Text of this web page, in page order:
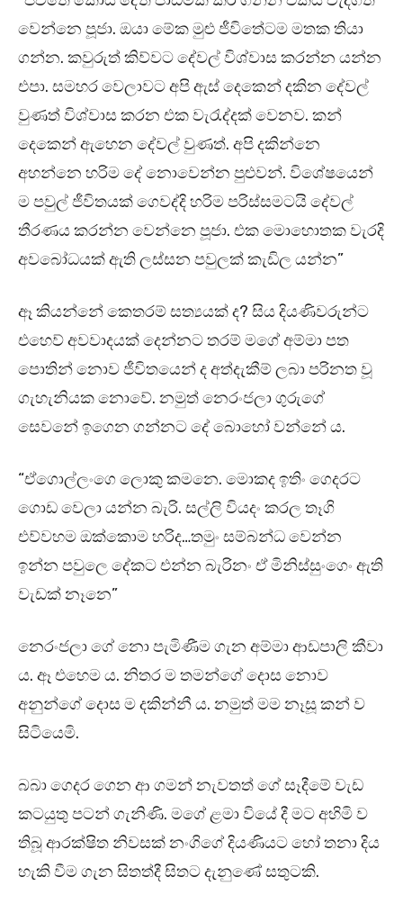
වෙන්නෙ පූජා. ඔයා මේක මුළු ජීවිතේටම මතක තියා
ගන්න. කවුරුත් කිව්වට දේවල් විශ්වාස කරන්න යන්න
එපා. සමහර වෙලාවට අපි ඇස් දෙකෙන් දකින දේවල්
වුණත් විශ්වාස කරන එක වැරැද්දක් වෙනව. කන්
දෙකෙන් ඇහෙන දේවල් වුණත්. අපි දකින්නෙ
අහන්නෙ හරිම දේ නොවෙන්න පුළුවන්. විශේෂයෙන්
ම පවුල් ජීවිතයක් ගෙවද්දි හරිම පරිස්සමටයි දේවල්
තීරණය කරන්න වෙන්නෙ පූජා. එක මොහොතක වැරදි
අවබෝධයක් ඇති ලස්සන පවුලක් කැඩිල යන්න”
ඈ කියන්නේ කෙතරම් සත්‍යයක් ද? සිය දියණිවරුන්ට
එහෙව් අවවාදයක් දෙන්නට තරම් මගේ අම්මා පත
පොතින් නොව ජීවිතයෙන් ද අත්දැකීම් ලබා පරිනත වූ
ගැහැනියක නොවේ. නමුත් නෙරංජලා ගුරුගේ
සෙවනේ ඉගෙන ගන්නට දේ බොහෝ වන්නේ ය.
“ඒගොල්ලංගෙ ලොකු කමනෙ. මොකද ඉතිං ගෙදරට
ගොඩ වෙලා යන්න බැරි. සල්ලි වියදං කරල තෑගි
එව්වහම ඔක්කොම හරිද…තමුං සම්බන්ධ වෙන්න
ඉන්න පවුලෙ දේකට එන්න බැරිනං ඒ මිනිස්සුංගෙං ඇති
වැඩක් නෑනෙ”
නෙරංජලා ගේ නො පැමිණීම ගැන අම්මා ආඩපාලි කීවා
ය. ඈ එහෙම ය. නිතර ම තමන්ගේ දොස නොව
අනුන්ගේ දොස ම දකින්නී ය. නමුත් මම නෑසූ කන් ව
සිටියෙමි.
බබා ගෙදර ගෙන ආ ගමන් නැවතත් ගේ සෑදීමේ වැඩ
කටයුතු පටන් ගැනිණි. මගේ ළමා වියේ දී මට අහිමි ව
තිබූ ආරක්ෂිත නිවසක් නංගිගේ දියණියට හෝ තනා දිය
හැකි වීම ගැන සිතත්දී සිතට දැනුණේ සතුටකි.